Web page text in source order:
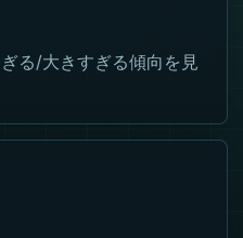
る/大きすぎる傾向を見